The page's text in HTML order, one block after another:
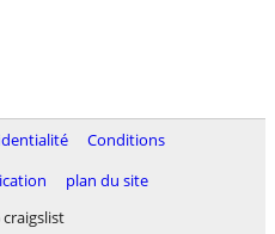
Conditions
plan du site